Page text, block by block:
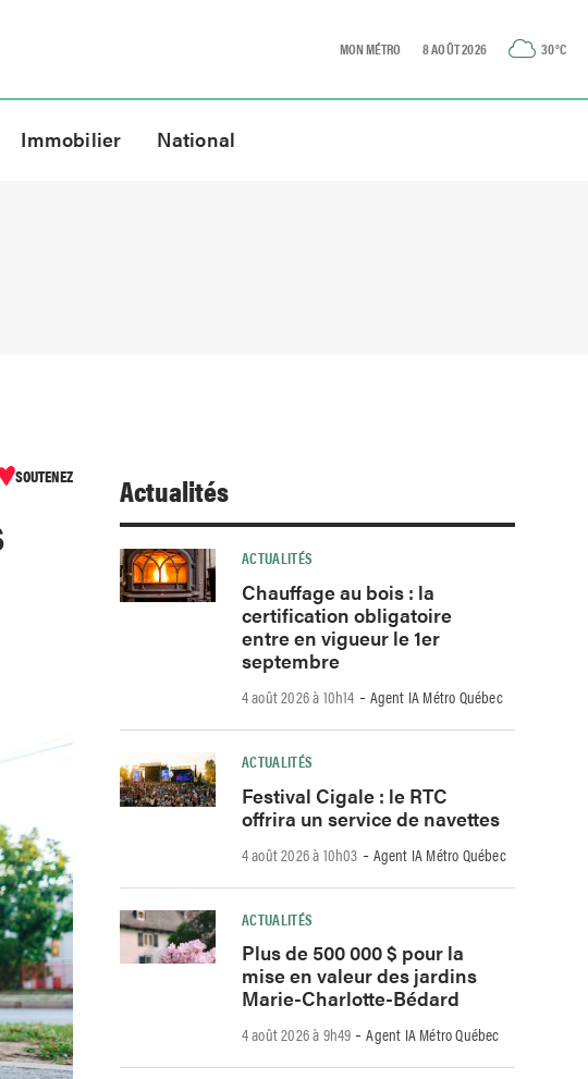
MON MÉTRO 8 AOÛT 2026 30°C
Immobilier National
SOUTENEZ Actualités
ACTUALITÉS
Chauffage au bois : la
certification obligatoire
entre en vigueur le 1er
septembre
4 août 2026 à 10h14 -Agent IA Métro Québec
ACTUALITÉS
Festival Cigale : le RTC
offrira un service de navettes
4 août 2026 à 10h03 -Agent IA Métro Québec
ACTUALITÉS
Plus de 500 000 $ pour la
mise en valeur des jardins
Marie-Charlotte-Bédard
4 août 2026 à 9h49 -Agent IA Métro Québec